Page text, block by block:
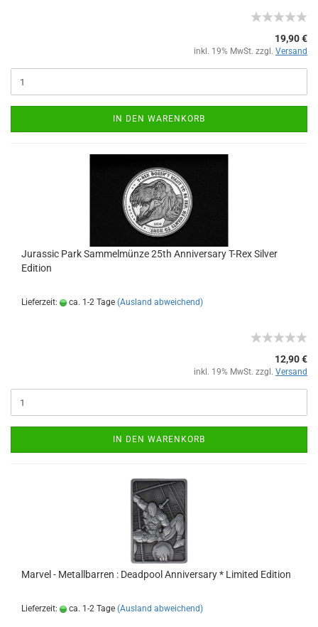
19,90 €
inkl. 19% MwSt. zzgl. Versand
IN DEN WARENKORB
Jurassic Park Sammelmünze 25th Anniversary T-Rex Silver
Edition
Lieferzeit: ca. 1-2 Tage (Ausland abweichend)
12,90 €
inkl. 19% MwSt. zzgl. Versand
IN DEN WARENKORB
Marvel - Metallbarren : Deadpool Anniversary * Limited Edition
Lieferzeit: ca. 1-2 Tage (Ausland abweichend)